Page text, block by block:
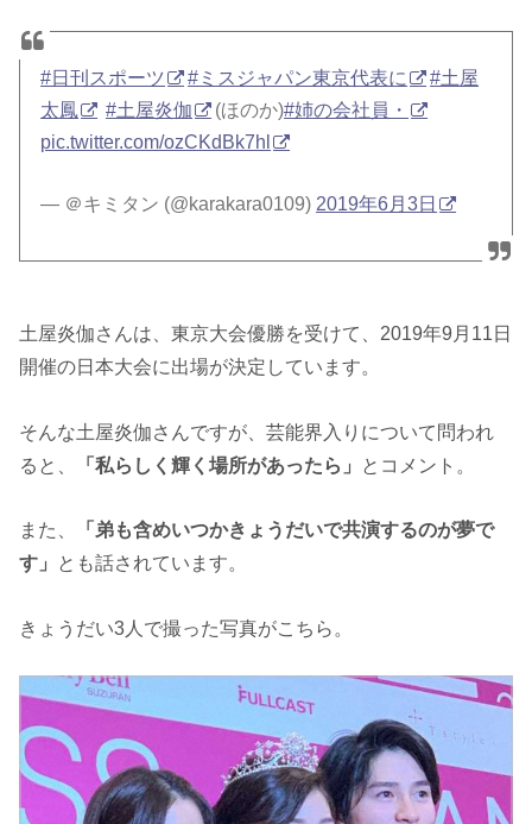
#日刊スポーツ #ミスジャパン東京代表に
#土屋
太鳳
#土屋炎伽 (ほのか)#姉の会社員・
pic.twitter.com/ozCKdBk7hl
— ＠キミタン (@karakara0109) 2019年6月3日
土屋炎伽さんは、東京大会優勝を受けて、2019年9月11日
開催の日本大会に出場が決定しています。
そんな土屋炎伽さんですが、芸能界入りについて問われ
ると、
「私らしく輝く場所があったら」 とコメント。
また、
「弟も含めいつかきょうだいで共演するのが夢で
す」 とも話されています。
きょうだい3人で撮った写真がこちら。